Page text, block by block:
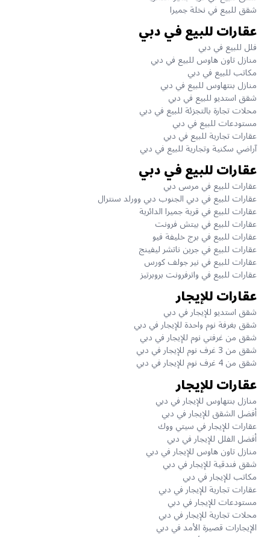
شقق للبيع في نخلة جميرا
عقارات للبيع في دبي
فلل للبيع في دبي
منازل تاون هاوس للبيع في دبي
مكاتب للبيع في دبي
منازل بنتهاوس للبيع في دبي
شقق استديو للبيع في دبي
محلات تجارة بالتجزئة للبيع في دبي
مستودعات للبيع في دبي
عقارات تجارية للبيع في دبي
آراضي سكنية وتجارية للبيع في دبي
عقارات للبيع في دبي
عقارات للبيع في مرسى دبي
عقارات للبيع في دبي الجنوب دبي وورلد سنترال
عقارات للبيع في قرية جميرا الدائرية
عقارات للبيع في بيتش فرونت
عقارات للبيع في برج خليفة فيو
عقارات للبيع في جرين ناتشر ليفينج
عقارات للبيع في نير جولف كورس
عقارات للبيع في واترفرونت بروبرتيز
عقارات للإيجار
شقق استديو للإيجار في دبي
شقق بغرفة نوم واحدة للإيجار في دبي
شقق من غرفتي نوم للإيجار في دبي
شقق من 3 غرف نوم للإيجار في دبي
شقق من 4 غرف نوم للإيجار في دبي
عقارات للإيجار
منازل بنتهاوس للإيجار في دبي
أفضل الشقق للإيجار في دبي
عقارات للإيجار في سيتي ووك
أفضل الفلل للإيجار في دبي
منازل تاون هاوس للإيجار في دبي
شقق فندقية للإيجار في دبي
مكاتب للإيجار في دبي
عقارات تجارية للإيجار في دبي
مستودعات للإيجار في دبي
محلات تجارية للإيجار في دبي
الإيجارات قصيرة الأمد في دبي